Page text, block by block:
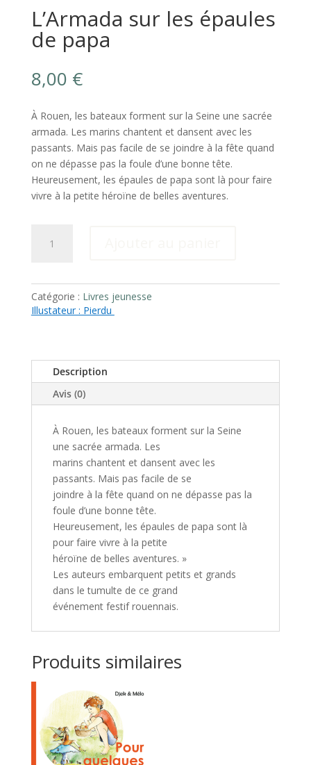
L’Armada sur les épaules
de papa
8,00 €
À Rouen, les bateaux forment sur la Seine une sacrée
armada. Les marins chantent et dansent avec les
passants. Mais pas facile de se joindre à la fête quand
on ne dépasse pas la foule d’une bonne tête.
Heureusement, les épaules de papa sont là pour faire
vivre à la petite héroïne de belles aventures.
les
épaules
Catégorie : Livres jeunesse
Illustateur : Pierdu
Description
Avis (0)
À Rouen, les bateaux forment sur la Seine
une sacrée armada. Les
marins chantent et dansent avec les
passants. Mais pas facile de se
joindre à la fête quand on ne dépasse pas la
foule d’une bonne tête.
Heureusement, les épaules de papa sont là
pour faire vivre à la petite
héroïne de belles aventures. »
Les auteurs embarquent petits et grands
dans le tumulte de ce grand
événement festif rouennais.
Produits similaires